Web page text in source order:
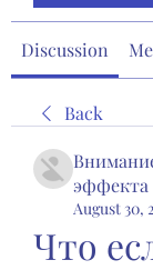
Discussion
Back
эффекта
August 30,
Что